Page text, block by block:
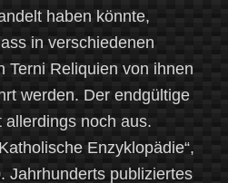
haben könnte,
in verschiedenen
Terni Reliquien von ihnen
werden. Der endgültige
noch aus.
Enzyklopädie“,
Jahrhunderts publiziertes